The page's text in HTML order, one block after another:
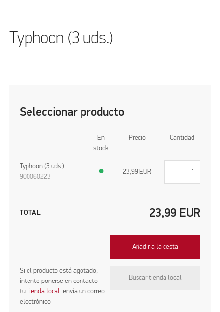
Typhoon (3 uds.)
Seleccionar producto
En
stock
Precio Cantidad
Typhoon (3 uds.)
900060223
● 23,99 EUR
TOTAL 23,99 EUR
Añadir a la cesta
Si el producto está agotado,
intente ponerse en contacto
tutienda localenvía un correo
electrónico
Buscar tienda local